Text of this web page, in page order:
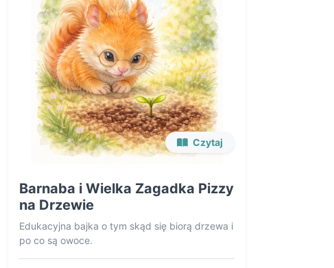
Czytaj
Barnaba i Wielka Zagadka Pizzy
na Drzewie
Edukacyjna bajka o tym skąd się biorą drzewa i
po co są owoce.